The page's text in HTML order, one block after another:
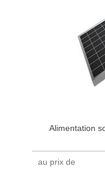
Alimentation
au prix de